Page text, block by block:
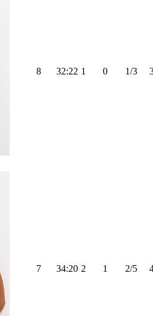
8 32:22 1 0 1/3
7 34:20 2 1 2/5